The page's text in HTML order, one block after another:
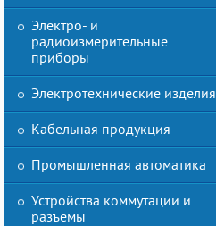
Электро- и
радиоизмерительные
приборы
Электротехнические изделия
Кабельная продукция
Промышленная автоматика
Устройства коммутации и
разъемы